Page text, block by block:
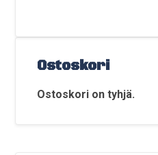
Ostoskori
Ostoskori on tyhjä.